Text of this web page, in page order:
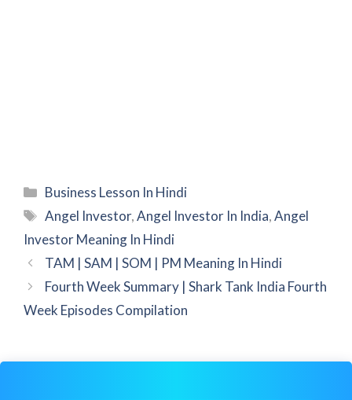
Categories
Business Lesson In Hindi
Tags
Angel Investor,Angel Investor In India,Angel
Investor Meaning In Hindi
TAM | SAM | SOM | PM Meaning In Hindi
Fourth Week Summary | Shark Tank India Fourth
Week Episodes Compilation